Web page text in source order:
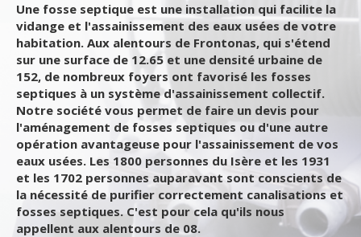
Une fosse septique est une installation qui facilite la
vidange et l'assainissement des eaux usées de votre
habitation. Aux alentours de Frontonas, qui s'étend
sur une surface de 12.65 et une densité urbaine de
152, de nombreux foyers ont favorisé les fosses
septiques à un système d'assainissement collectif.
Notre société vous permet de faire un devis pour
l'aménagement de fosses septiques ou d'une autre
opération avantageuse pour l'assainissement de vos
eaux usées. Les 1800 personnes du Isère et les 1931
et les 1702 personnes auparavant sont conscients de
la nécessité de purifier correctement canalisations et
fosses septiques. C'est pour cela qu'ils nous
appellent aux alentours de 08.